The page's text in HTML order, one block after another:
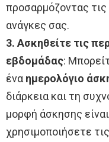
προσαρμόζοντας
ανάγκες σας.
3. Ασκηθείτε τις
εβδομάδας:
ένα ημερολόγιο
διάρκεια και τη
μορφή άσκησης
χρησιμοποιήσετε